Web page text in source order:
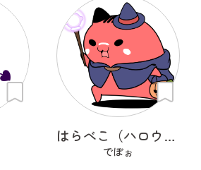
はらべこ（ハロウィン衣装）
でぼぉ